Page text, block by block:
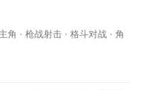
角 · 枪战射击 · 格斗对战 · 角